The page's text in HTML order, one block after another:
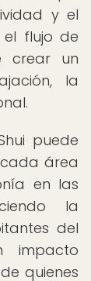
y el
el flujo de
crear un
la
puede
área
en las
la
del
impacto
quienes